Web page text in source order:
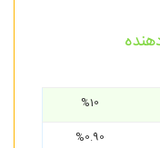
%10
%0.90